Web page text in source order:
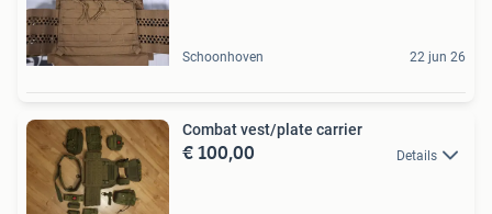
Schoonhoven 22 jun 26
Combat vest/plate carrier
€ 100,00 Details